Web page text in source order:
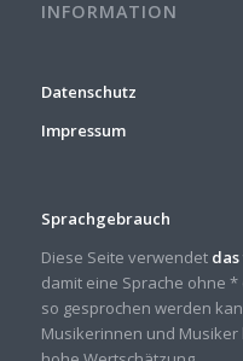
INFORMATION
Datenschutz
Impressum
Sprachgebrauch
Diese Seite verwendet
damit eine Sprache ohne
so gesprochen werden
Musikerinnen und